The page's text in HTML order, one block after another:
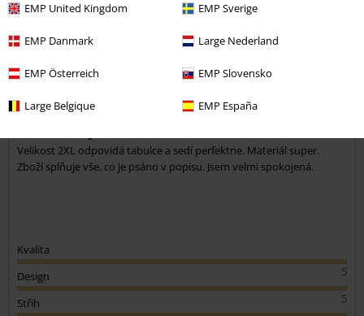
EMP United Kingdom EMP Sverige
EMP Danmark Large Nederland
EMP Österreich EMP Slovensko
Large Belgique EMP España
Výška postavy v metrech: 1,69
Zakoupena velikost: 2XL
Velikost 2XL odpovidá tabulce a sedí perfektne. Materiál super.
Zboží splňuje vše, co je psáno v popisu. Jsem velmi spokojená.
Kvalita
5
Design
5
Střih